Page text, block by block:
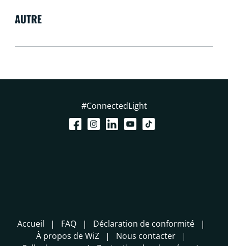
AUTRE
#ConnectedLight
Accueil FAQ
Déclaration de conformité
À propos de WiZ
Nous contacter